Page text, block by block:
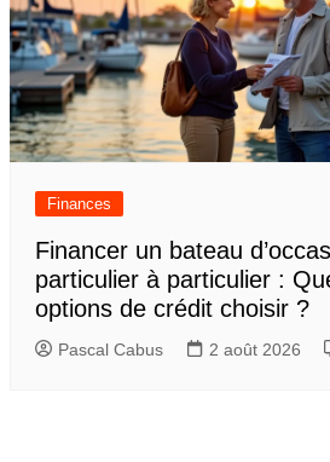
Finances
Financer un bateau
particulier à particulier :
options de crédit choisir ?
Pascal Cabus 2 août 2026